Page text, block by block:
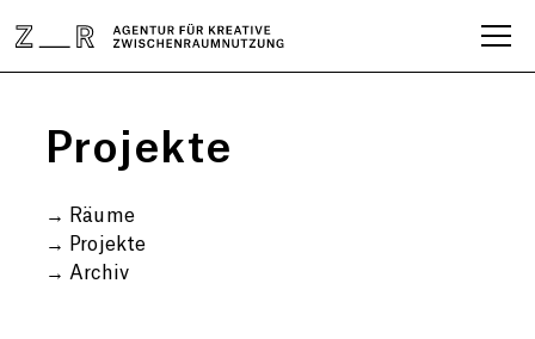
Projekte
→
Räume
→
Projekte
→ Archiv